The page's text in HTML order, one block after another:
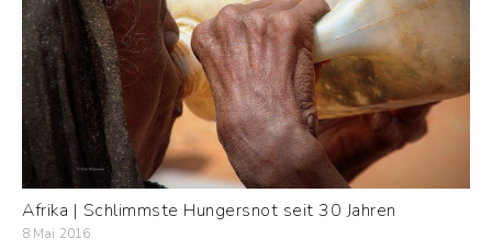
Afrika | Schlimmste Hungersnot seit 30 Jahren
8 Mai 2016